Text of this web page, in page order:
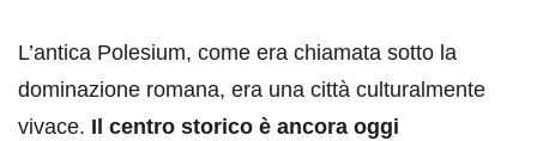
L’antica Polesium, come era chiamata sotto la
dominazione romana, era una città culturalmente
vivace. Il centro storico è ancora oggi